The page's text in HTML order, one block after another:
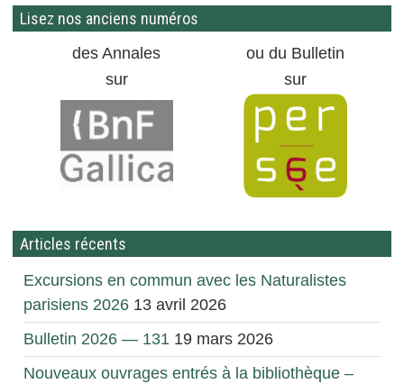
Lisez nos anciens numéros
des Annales
ou du Bulletin
sur
sur
Articles récents
Excursions en commun avec les Naturalistes
parisiens 2026 13 avril 2026
Bulletin 2026 — 131 19 mars 2026
Nouveaux ouvrages entrés à la bibliothèque –